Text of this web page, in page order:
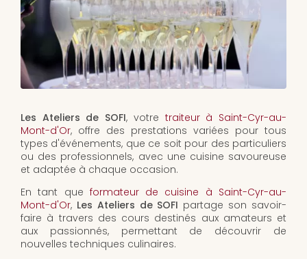
Les Ateliers de SOFI, votre traiteur à Saint-Cyr-au-
Mont-d'Or, offre des prestations variées pour tous
types d'événements, que ce soit pour des particuliers
ou des professionnels, avec une cuisine savoureuse
et adaptée à chaque occasion.
En tant que formateur de cuisine à Saint-Cyr-au-
Mont-d'Or, Les Ateliers de SOFI partage son savoir-
faire à travers des cours destinés aux amateurs et
aux passionnés, permettant de découvrir de
nouvelles techniques culinaires.